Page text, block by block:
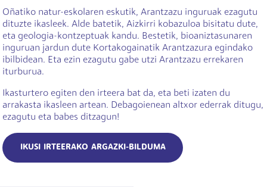
Oñatiko natur-eskolaren eskutik, Arantzazu inguruak ezagutu
dituzte ikasleek. Alde batetik, Aizkirri kobazuloa bisitatu dute,
eta geologia-kontzeptuak kandu. Bestetik, bioaniztasunaren
inguruan jardun dute Kortakogainatik Arantzazura egindako
ibilbidean. Eta ezin ezagutu gabe utzi Arantzazu errekaren
iturburua.
Ikasturtero egiten den irteera bat da, eta beti izaten du
arrakasta ikasleen artean. Debagoienean altxor ederrak ditugu,
ezagutu eta babes ditzagun!
IKUSI IRTEERAKO ARGAZKI-BILDUMA